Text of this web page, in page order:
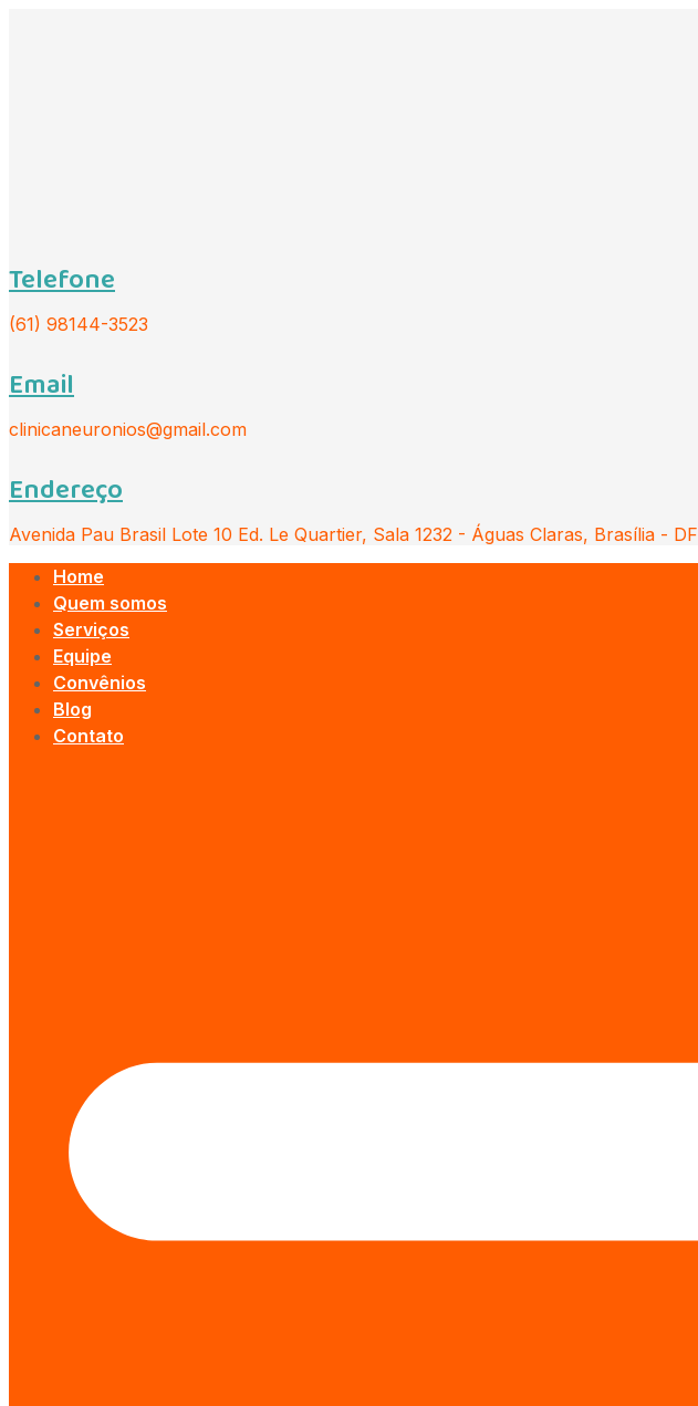
Telefone
(61) 98144-3523
Email
clinicaneuronios@gmail.com
Endereço
Avenida Pau Brasil Lote 10 Ed. Le Quartier, Sala 1232 - Águas Claras, Brasília - DF
Home
Quem somos
Serviços
Equipe
Convênios
Blog
Contato